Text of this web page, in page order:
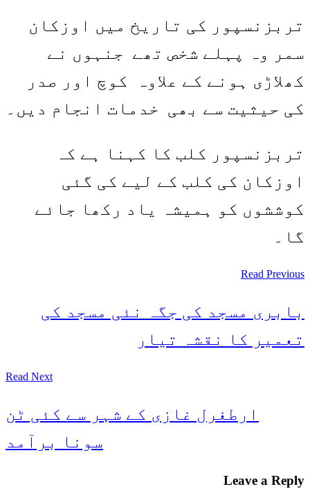
تربزنسپور کی تاریخ میں اوزکان
سمر وہ پہلے شخص تھے جنہوں نے
کھلاڑی ہونے کے علاوہ کوچ اور صدر
کی حیثیت سے بھی خدمات انجام دیں۔
تربزنسپور کلب کا کہنا ہے کہ
اوزکان کی کلب کے لیے کی گئی
کوششوں کو ہمیشہ یاد رکھا جائے
گا۔
Read Previous
بابری مسجد کی جگہ نئی مسجد کی
تعمیر کا نقشہ تیار
Read Next
ارطغرل غازی کے شہر سے کئی ٹن
سونا برآمد
Leave a Reply